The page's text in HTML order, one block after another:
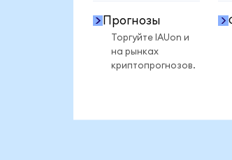
Прогнозы
Торгуйте IAUon и
на рынках
криптопрогнозов.